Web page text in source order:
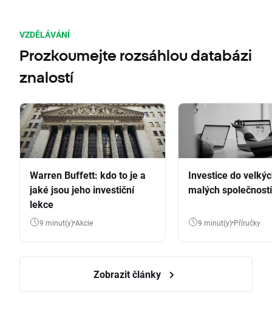
VZDĚLÁVÁNÍ
Prozkoumejte rozsáhlou databázi
znalostí
Warren Buffett: kdo to je a
jaké jsou jeho investiční
lekce
9 minut(y) Akcie
Investice do
malých společností
9 minut(y) Příručky
Zobrazit články